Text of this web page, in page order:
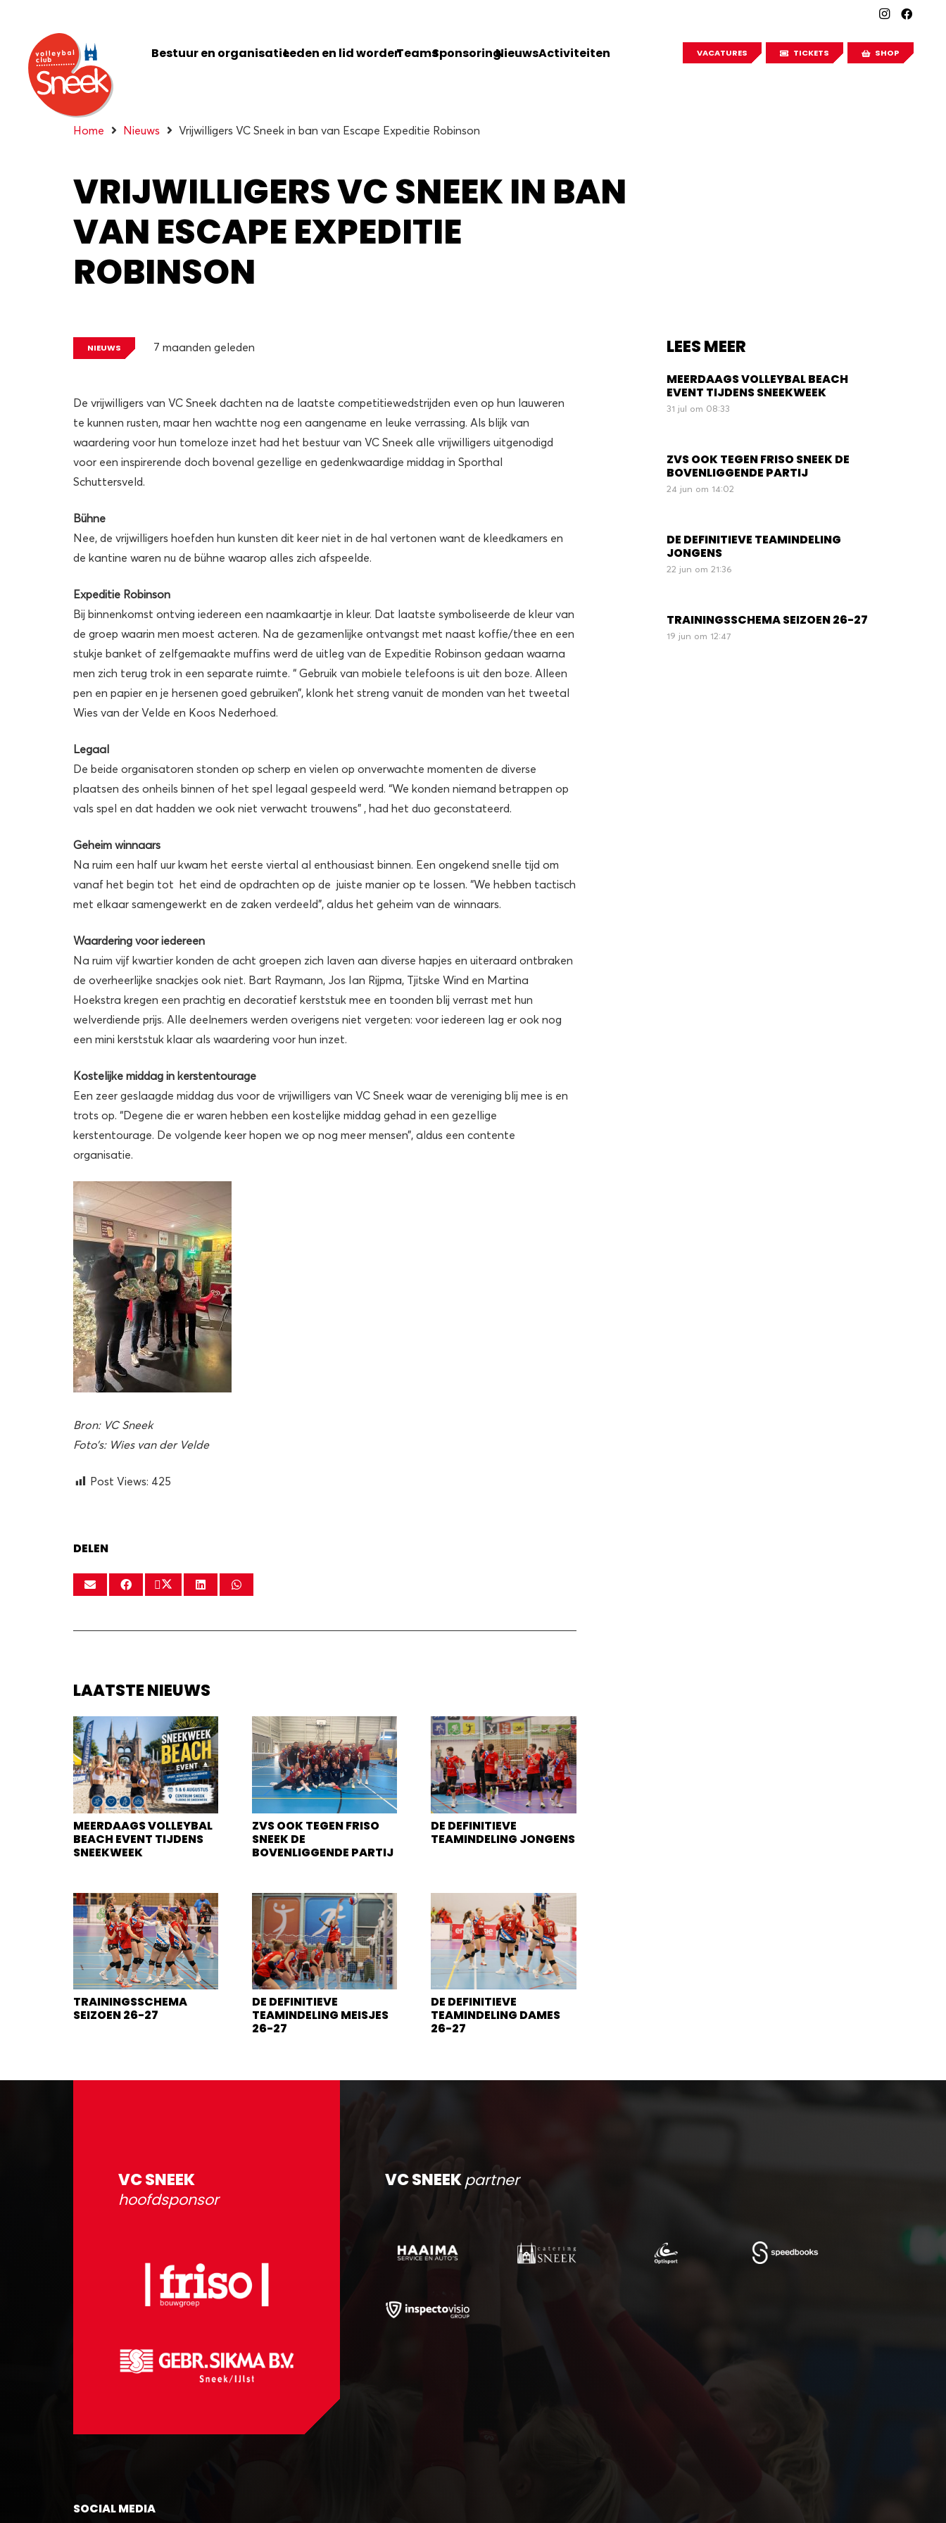
Bestuur en organisatieLeden en lid wordenTeamsSponsoringNieuwsActiviteiten VACATURES TICKETS SHOP
Home Nieuws Vrijwilligers VC Sneek in ban van Escape Expeditie Robinson
VRIJWILLIGERS VC SNEEK IN BAN
VAN ESCAPE EXPEDITIE
ROBINSON
NIEUWS 7 maanden geleden
De vrijwilligers van VC Sneek dachten na de laatste competitiewedstrijden even op hun lauweren
te kunnen rusten, maar hen wachtte nog een aangename en leuke verrassing. Als blijk van
waardering voor hun tomeloze inzet had het bestuur van VC Sneek alle vrijwilligers uitgenodigd
voor een inspirerende doch bovenal gezellige en gedenkwaardige middag in Sporthal
Schuttersveld.
Bühne
Nee, de vrijwilligers hoefden hun kunsten dit keer niet in de hal vertonen want de kleedkamers en
de kantine waren nu de bühne waarop alles zich afspeelde.
Expeditie Robinson
Bij binnenkomst ontving iedereen een naamkaartje in kleur. Dat laatste symboliseerde de kleur van
de groep waarin men moest acteren. Na de gezamenlijke ontvangst met naast koffie/thee en een
stukje banket of zelfgemaakte muffins werd de uitleg van de Expeditie Robinson gedaan waarna
men zich terug trok in een separate ruimte. “ Gebruik van mobiele telefoons is uit den boze. Alleen
pen en papier en je hersenen goed gebruiken”, klonk het streng vanuit de monden van het tweetal
Wies van der Velde en Koos Nederhoed.
Legaal
De beide organisatoren stonden op scherp en vielen op onverwachte momenten de diverse
plaatsen des onheils binnen of het spel legaal gespeeld werd. “We konden niemand betrappen op
vals spel en dat hadden we ook niet verwacht trouwens” , had het duo geconstateerd.
Geheim winnaars
Na ruim een half uur kwam het eerste viertal al enthousiast binnen. Een ongekend snelle tijd om
vanaf het begin tot het eind de opdrachten op de juiste manier op te lossen. “We hebben tactisch
met elkaar samengewerkt en de zaken verdeeld”, aldus het geheim van de winnaars.
Waardering voor iedereen
Na ruim vijf kwartier konden de acht groepen zich laven aan diverse hapjes en uiteraard ontbraken
de overheerlijke snackjes ook niet. Bart Raymann, Jos Ian Rijpma, Tjitske Wind en Martina
Hoekstra kregen een prachtig en decoratief kerststuk mee en toonden blij verrast met hun
welverdiende prijs. Alle deelnemers werden overigens niet vergeten: voor iedereen lag er ook nog
een mini kerststuk klaar als waardering voor hun inzet.
Kostelijke middag in kerstentourage
Een zeer geslaagde middag dus voor de vrijwilligers van VC Sneek waar de vereniging blij mee is en
trots op. “Degene die er waren hebben een kostelijke middag gehad in een gezellige
kerstentourage. De volgende keer hopen we op nog meer mensen”, aldus een contente
organisatie.
Bron: VC Sneek
Foto’s: Wies van der Velde
Post Views: 425
DELEN
LAATSTE NIEUWS
MEERDAAGS VOLLEYBAL
BEACH EVENT TIJDENS
SNEEKWEEK
ZVS OOK TEGEN FRISO
SNEEK DE
BOVENLIGGENDE PARTIJ
DE DEFINITIEVE
TEAMINDELING JONGENS
TRAININGSSCHEMA
SEIZOEN 26-27
DE DEFINITIEVE
TEAMINDELING MEISJES
26-27
DE DEFINITIEVE
TEAMINDELING DAMES
26-27
LEES MEER
MEERDAAGS VOLLEYBAL BEACH
EVENT TIJDENS SNEEKWEEK
31 jul om 08:33
ZVS OOK TEGEN FRISO SNEEK DE
BOVENLIGGENDE PARTIJ
24 jun om 14:02
DE DEFINITIEVE TEAMINDELING
JONGENS
22 jun om 21:36
TRAININGSSCHEMA SEIZOEN 26-27
19 jun om 12:47
VC SNEEK
hoofdsponsor
VC SNEEKpartner
SOCIAL MEDIA